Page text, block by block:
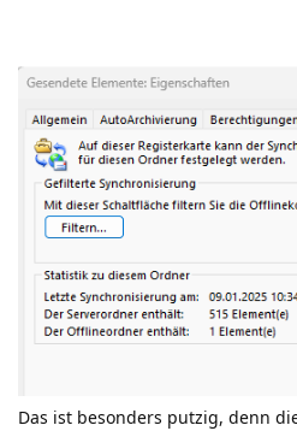
Das ist besonders putzig, denn